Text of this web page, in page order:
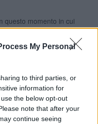
My Personal
to third parties, or
information for
the below opt-out
note that after your
continue seeing
questo momento in cui
come comuni montani,è
che riguarda l'assistenza
Val di Cecina
Alta Val di Cecina,
Volterra e associazione
per i diritti dell'infanzia
certezze e continuità